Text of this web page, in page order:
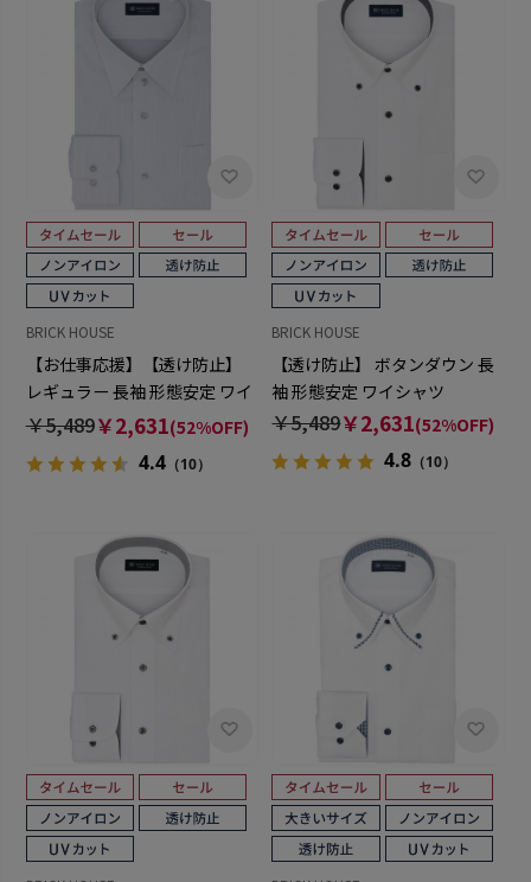
BRICK HOUSE
【お仕事応援】【透け防止】
レギュラー 長袖 形態安定 ワイ
シャツ
￥5,489￥2,631(52%OFF)
4.4（10）
BRICK HOUSE
【透け防止】 ボタンダウン 長
袖 形態安定 ワイシャツ
￥5,489￥2,631(52%OFF)
4.8 （10）